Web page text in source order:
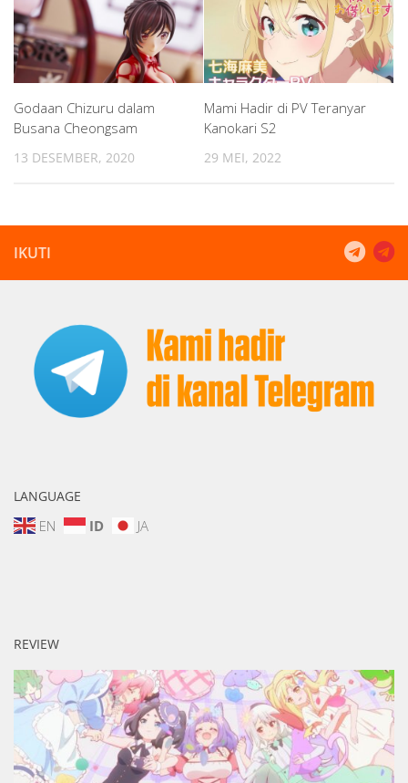
Godaan Chizuru dalam
Busana Cheongsam
13 DESEMBER, 2020
Mami Hadir di PV Teranyar
Kanokari S2
29 MEI, 2022
IKUTI
LANGUAGE
EN ID JA
REVIEW